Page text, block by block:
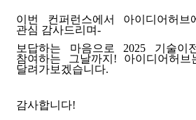
이번 컨퍼런스에서 아이디어허
관심 감사드리며-
보답하는 마음으로 2025 기술이
참여하는 그날까지 ! 아이디어허브
달려가보겠습니다.
감사합니다!